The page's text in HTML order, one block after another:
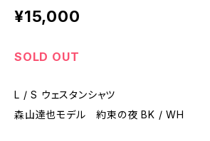
¥15,000
SOLD OUT
L / S ウェスタンシャツ
森山達也モデル 約束の夜 BK / WH